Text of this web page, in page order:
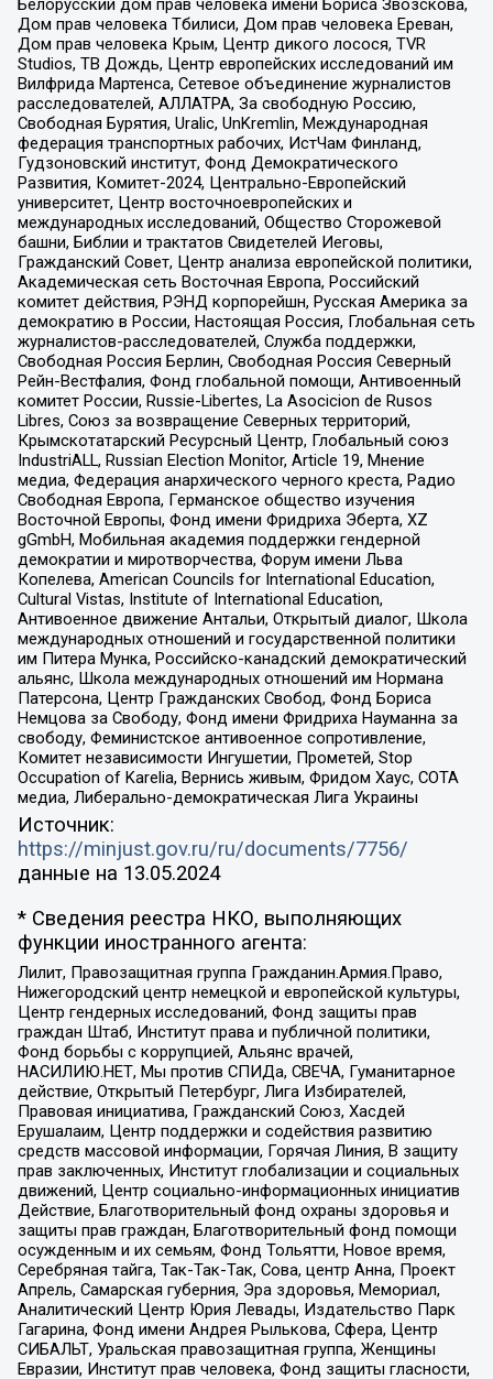
Белорусский дом прав человека имени Бориса Звозскова,
Дом прав человека Тбилиси, Дом прав человека Ереван,
Дом прав человека Крым, Центр дикого лосося, TVR
Studios, ТВ Дождь, Центр европейских исследований им
Вилфрида Мартенса, Сетевое объединение журналистов
расследователей, АЛЛАТРА, За свободную Россию,
Свободная Бурятия, Uralic, UnKremlin, Международная
федерация транспортных рабочих, ИстЧам Финланд,
Гудзоновский институт, Фонд Демократического
Развития, Комитет-2024, Центрально-Европейский
университет, Центр восточноевропейских и
международных исследований, Общество Сторожевой
башни, Библии и трактатов Свидетелей Иеговы,
Гражданский Совет, Центр анализа европейской политики,
Академическая сеть Восточная Европа, Российский
комитет действия, РЭНД корпорейшн, Русская Америка за
демократию в России, Настоящая Россия, Глобальная сеть
журналистов-расследователей, Служба поддержки,
Свободная Россия Берлин, Свободная Россия Северный
Рейн-Вестфалия, Фонд глобальной помощи, Антивоенный
комитет России, Russie-Libertes, La Asocicion de Rusos
Libres, Союз за возвращение Северных территорий,
Крымскотатарский Ресурсный Центр, Глобальный союз
IndustriALL, Russian Election Monitor, Article 19, Мнение
медиа, Федерация анархического черного креста, Радио
Свободная Европа, Германское общество изучения
Восточной Европы, Фонд имени Фридриха Эберта, XZ
gGmbH, Мобильная академия поддержки гендерной
демократии и миротворчества, Форум имени Льва
Копелева, American Councils for International Education,
Cultural Vistas, Institute of International Education,
Антивоенное движение Антальи, Открытый диалог, Школа
международных отношений и государственной политики
им Питера Мунка, Российско-канадский демократический
альянс, Школа международных отношений им Нормана
Патерсона, Центр Гражданских Свобод, Фонд Бориса
Немцова за Свободу, Фонд имени Фридриха Науманна за
свободу, Феминистское антивоенное сопротивление,
Комитет независимости Ингушетии, Прометей, Stop
Occupation of Karelia, Вернись живым, Фридом Хаус, СОТА
медиа, Либерально-демократическая Лига Украины
Источник:
https://minjust.gov.ru/ru/documents/7756/
данные на 13.05.2024
* Сведения реестра НКО, выполняющих
функции иностранного агента:
Лилит, Правозащитная группа Гражданин.Армия.Право,
Нижегородский центр немецкой и европейской культуры,
Центр гендерных исследований, Фонд защиты прав
граждан Штаб, Институт права и публичной политики,
Фонд борьбы с коррупцией, Альянс врачей,
НАСИЛИЮ.НЕТ, Мы против СПИДа, СВЕЧА, Гуманитарное
действие, Открытый Петербург, Лига Избирателей,
Правовая инициатива, Гражданский Союз, Хасдей
Ерушалаим, Центр поддержки и содействия развитию
средств массовой информации, Горячая Линия, В защиту
прав заключенных, Институт глобализации и социальных
движений, Центр социально-информационных инициатив
Действие, Благотворительный фонд охраны здоровья и
защиты прав граждан, Благотворительный фонд помощи
осужденным и их семьям, Фонд Тольятти, Новое время,
Серебряная тайга, Так-Так-Так, Сова, центр Анна, Проект
Апрель, Самарская губерния, Эра здоровья, Мемориал,
Аналитический Центр Юрия Левады, Издательство Парк
Гагарина, Фонд имени Андрея Рылькова, Сфера, Центр
СИБАЛЬТ, Уральская правозащитная группа, Женщины
Евразии, Институт прав человека, Фонд защиты гласности,